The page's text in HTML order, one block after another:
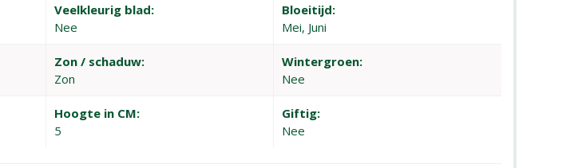
Veelkleurig blad:
Nee
Bloeitijd:
Mei, Juni
Zon / schaduw:
Zon
Wintergroen:
Nee
Hoogte in CM:
5
Giftig:
Nee